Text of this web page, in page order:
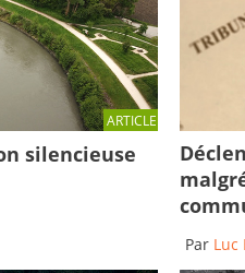
ARTICLE
silencieuse
Par Luc